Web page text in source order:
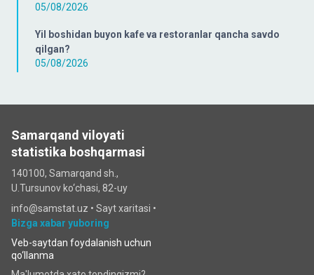
05/08/2026
Yil boshidan buyon kafe va restoranlar qancha savdo
qilgan?
05/08/2026
Samarqand viloyati
statistika boshqarmasi
140100, Samarqand sh.,
U.Tursunov ko‘chаsi, 82-uy
info@samstat.uz • Sayt xaritasi •
Bizga xabar yuboring
Veb-saytdan foydalanish uchun
qo‘llanma